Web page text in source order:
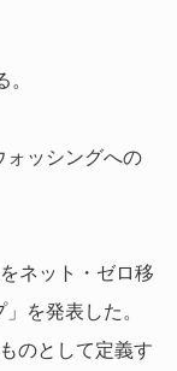
ォッシングへの
ネット・ゼロ移
を発表した。
のとして定義す